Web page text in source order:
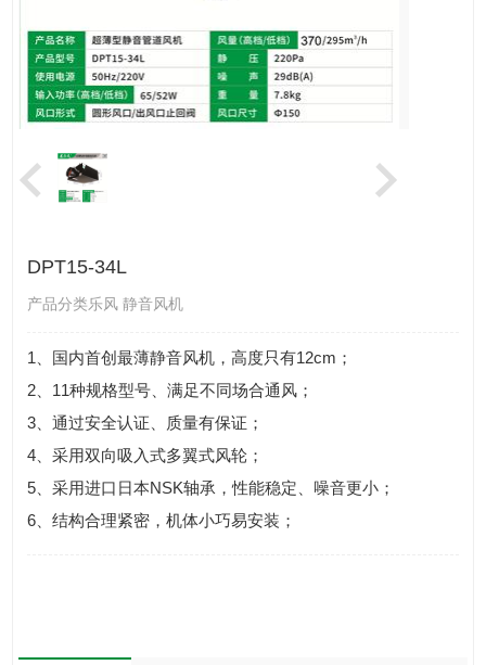
DPT15-34L
产品分类乐风 静音风机
1、国内首创最薄静音风机，高度只有12cm；
2、11种规格型号、满足不同场合通风；
3、通过安全认证、质量有保证；
4、采用双向吸入式多翼式风轮；
5、采用进口日本NSK轴承，性能稳定、噪音更小；
6、结构合理紧密，机体小巧易安装；